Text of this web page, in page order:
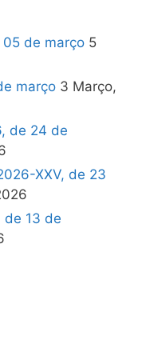
de março 5
março 3 Março,
de 24 de
XXV, de 23
de 13 de